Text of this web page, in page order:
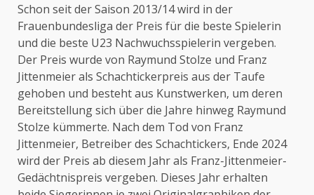
Schon seit der Saison 2013/14 wird in der
Frauenbundesliga der Preis für die beste Spielerin
und die beste U23 Nachwuchsspielerin vergeben.
Der Preis wurde von Raymund Stolze und Franz
Jittenmeier als Schachtickerpreis aus der Taufe
gehoben und besteht aus Kunstwerken, um deren
Bereitstellung sich über die Jahre hinweg Raymund
Stolze kümmerte. Nach dem Tod von Franz
Jittenmeier, Betreiber des Schachtickers, Ende 2024
wird der Preis ab diesem Jahr als Franz-Jittenmeier-
Gedächtnispreis vergeben. Dieses Jahr erhalten